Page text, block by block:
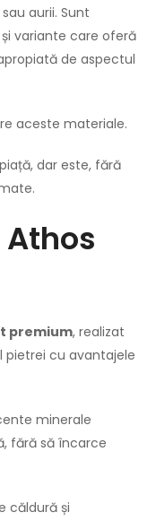
aurii. Sunt
variante care oferă
de aspectul
aceste materiale.
dar este, fără
premium, realizat
cu avantajele
minerale
fără să încarce
căldură și